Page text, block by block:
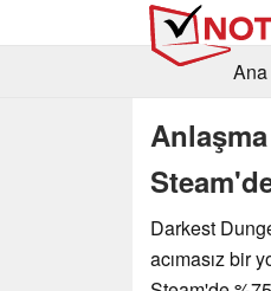
Darkest
acımasız bir